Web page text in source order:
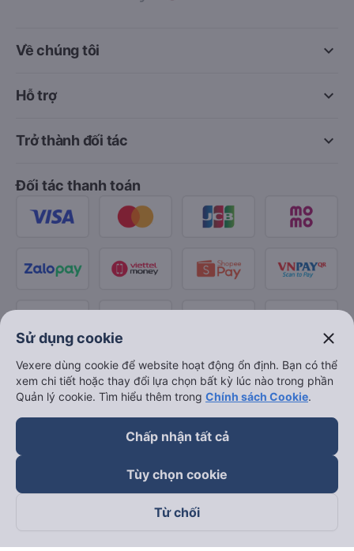
keyboard_arrow_down
Về chúng tôi
keyboard_arrow_down
Hỗ trợ
keyboard_arrow_down
Trở thành đối tác
Đối tác thanh toán
Theo dõi chúng tôi trên
Sử dụng cookie close
Vexere dùng cookie để website hoạt động ổn định. Bạn có thể
xem chi tiết hoặc thay đổi lựa chọn bất kỳ lúc nào trong phần
Quản lý cookie. Tìm hiểu thêm trong Chính sách Cookie.
Chấp nhận tất cả
Tùy chọn cookie
Từ chối